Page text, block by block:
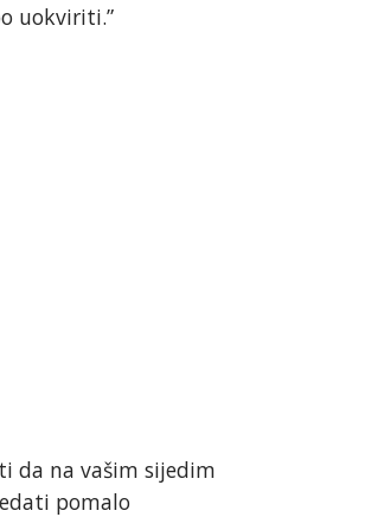
uokviriti.”
da na vašim sijedim
pomalo